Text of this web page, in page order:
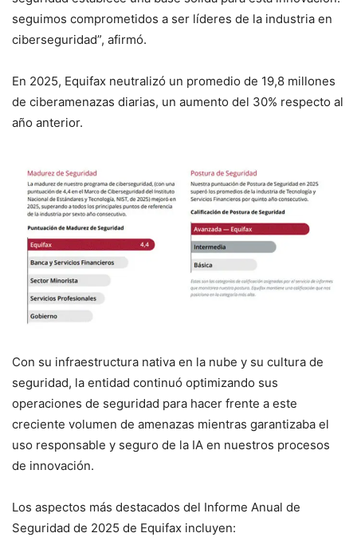
seguimos comprometidos a ser líderes de la industria en
ciberseguridad”, afirmó.
En 2025, Equifax neutralizó un promedio de 19,8 millones
de ciberamenazas diarias, un aumento del 30% respecto al
año anterior.
Con su infraestructura nativa en la nube y su cultura de
seguridad, la entidad continuó optimizando sus
operaciones de seguridad para hacer frente a este
creciente volumen de amenazas mientras garantizaba el
uso responsable y seguro de la IA en nuestros procesos
de innovación.
Los aspectos más destacados del Informe Anual de
Seguridad de 2025 de Equifax incluyen: